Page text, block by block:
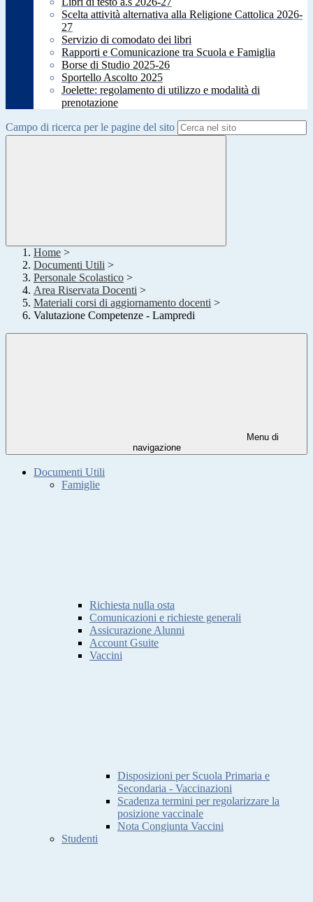
Scelta attività alternativa alla Religione Cattolica 2026-
27
Servizio di comodato dei libri
Rapporti e Comunicazione tra Scuola e Famiglia
Borse di Studio 2025-26
Sportello Ascolto 2025
Joelette: regolamento di utilizzo e modalità di
prenotazione
Campo di ricerca per le pagine del sito
Home >
Documenti Utili >
Personale Scolastico >
Area Riservata Docenti >
Materiali corsi di aggiornamento docenti >
Valutazione Competenze - Lampredi
Menu di
navigazione
Documenti Utili
Famiglie
Richiesta nulla osta
Comunicazioni e richieste generali
Assicurazione Alunni
Account Gsuite
Vaccini
Disposizioni per Scuola Primaria e
Secondaria - Vaccinazioni
Scadenza termini per regolarizzare la
posizione vaccinale
Nota Congiunta Vaccini
Studenti